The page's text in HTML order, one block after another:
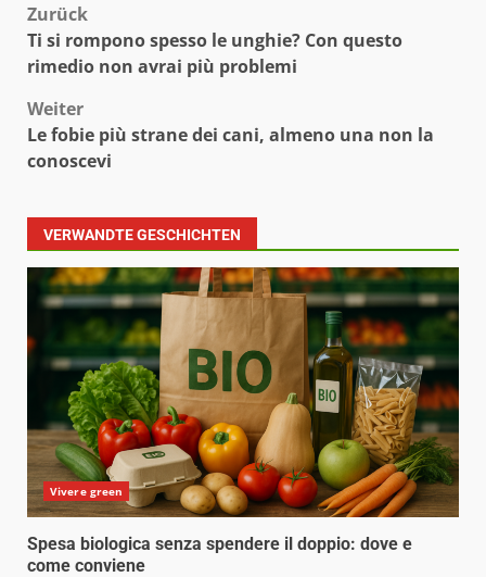
Beitragsnavigation
Zurück
Ti si rompono spesso le unghie? Con questo
rimedio non avrai più problemi
Weiter
Le fobie più strane dei cani, almeno una non la
conoscevi
VERWANDTE GESCHICHTEN
Vivere green
Spesa biologica senza spendere il doppio: dove e
come conviene